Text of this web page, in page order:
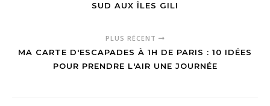
SUD AUX ÎLES GILI
PLUS RÉCENT
MA CARTE D'ESCAPADES À 1H DE PARIS : 10 IDÉES
POUR PRENDRE L'AIR UNE JOURNÉE